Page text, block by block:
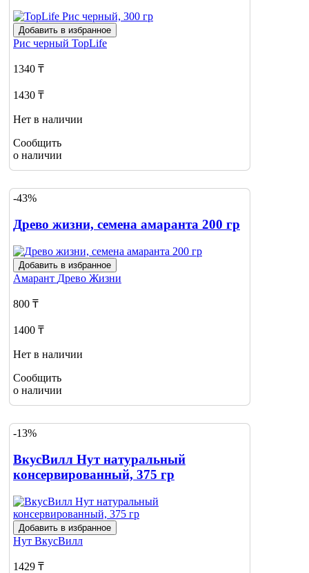
Добавить в избранное
Рис черный TopLife
1340 ₸
1430 ₸
Нет в наличии
Сообщить
о наличии
-43%
Древо жизни, семена амаранта 200 гр
Добавить в избранное
Амарант Древо Жизни
800 ₸
1400 ₸
Нет в наличии
Сообщить
о наличии
-13%
ВкусВилл Нут натуральный
консервированный, 375 гр
Добавить в избранное
Нут ВкусВилл
1429 ₸